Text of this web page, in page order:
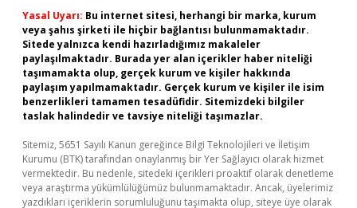
Yasal Uyarı: Bu internet sitesi, herhangi bir marka, kurum
veya şahıs şirketi ile hiçbir bağlantısı bulunmamaktadır.
Sitede yalnızca kendi hazırladığımız makaleler
paylaşılmaktadır. Burada yer alan içerikler haber niteliği
taşımamakta olup, gerçek kurum ve kişiler hakkında
paylaşım yapılmamaktadır. Gerçek kurum ve kişiler ile isim
benzerlikleri tamamen tesadüfidir. Sitemizdeki bilgiler
taslak halindedir ve tavsiye niteliği taşımazlar.
Sitemiz, 5651 Sayılı Kanun gereğince Bilgi Teknolojileri ve İletişim
Kurumu (BTK) tarafından onaylanmış bir Yer Sağlayıcı olarak hizmet
vermektedir. Bu nedenle, sitedeki içerikleri proaktif olarak denetleme
veya araştırma yükümlülüğümüz bulunmamaktadır. Ancak, üyelerimiz
yazdıkları içeriklerin sorumluluğunu taşımakta olup, siteye üye olarak